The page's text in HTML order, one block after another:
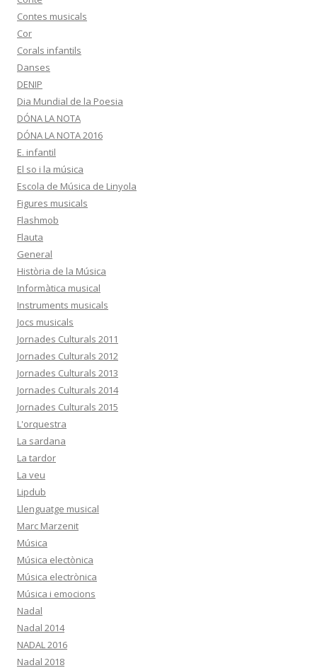
Contes musicals
Cor
Corals infantils
Danses
DENIP
Dia Mundial de la Poesia
DÓNA LA NOTA
DÓNA LA NOTA 2016
E. infantil
El so i la música
Escola de Música de Linyola
Figures musicals
Flashmob
Flauta
General
Història de la Música
Informàtica musical
Instruments musicals
Jocs musicals
Jornades Culturals 2011
Jornades Culturals 2012
Jornades Culturals 2013
Jornades Culturals 2014
Jornades Culturals 2015
L'orquestra
La sardana
La tardor
La veu
Lipdub
Llenguatge musical
Marc Marzenit
Música
Música electònica
Música electrònica
Música i emocions
Nadal
Nadal 2014
NADAL 2016
Nadal 2018